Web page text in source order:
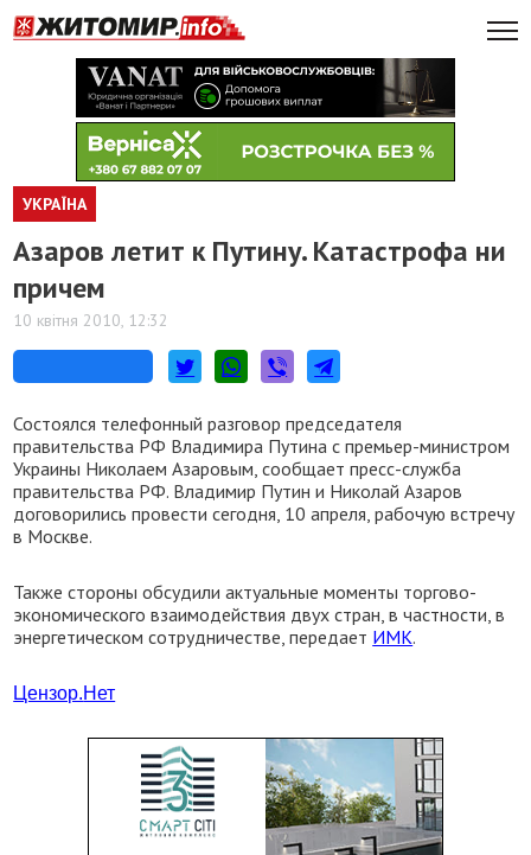
УКРАЇНА
Азаров летит к Путину. Катастрофа ни
причем
10 квітня 2010, 12:32
Состоялся телефонный разговор председателя
правительства РФ Владимира Путина с премьер-министром
Украины Николаем Азаровым, сообщает пресс-служба
правительства РФ. Владимир Путин и Николай Азаров
договорились провести сегодня, 10 апреля, рабочую встречу
в Москве.
Также стороны обсудили актуальные моменты торгово-
экономического взаимодействия двух стран, в частности, в
энергетическом сотрудничестве, передает ИМК.
Цензор.Нет